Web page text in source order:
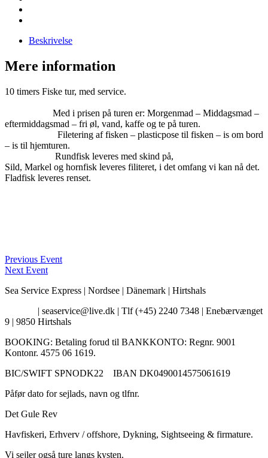
Beskrivelse
Mere information
10 timers Fiske tur, med service.
Med i prisen på turen er: Morgenmad – Middagsmad –
eftermiddagsmad – fri øl, vand, kaffe og te på turen.
Filetering af fisken – plasticpose til fisken – is om bord
– is til hjemturen.
Rundfisk leveres med skind på,
Sild, Markel og hornfisk leveres filiteret, i det omfang vi kan nå det.
Fladfisk leveres renset.
Previous Event
Next Event
Sea Service Express | Nordsee | Dänemark | Hirtshals
| seaservice@live.dk | Tlf (+45) 2240 7348 | Enebærvænget
9 | 9850 Hirtshals
BOOKING: Betaling forud til BANKKONTO: Regnr. 9001
Kontonr. 4575 06 1619.
BIC/SWIFT SPNODK22 IBAN DK0490014575061619
Påfør dato for sejlads, navn og tlfnr.
Det Gule Rev
Havfiskeri, Erhverv / offshore, Dykning, Sightseeing & firmature.
Vi sejler også ture langs kysten.